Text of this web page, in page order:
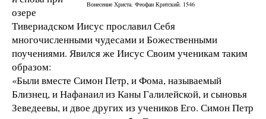
Вонесение Христа. Феофан Критский. 1546
озере
Тивериадском Иисус прославил Себя
многочисленными чудесами и Божественными
поучениями. Явился же Иисус Своим ученикам таким
образом:
«Были вместе Симон Петр, и Фома, называемый
Близнец, и Нафанаил из Каны Галилейской, и сыновья
Зеведеевы, и двое других из учеников Его. Симон Петр